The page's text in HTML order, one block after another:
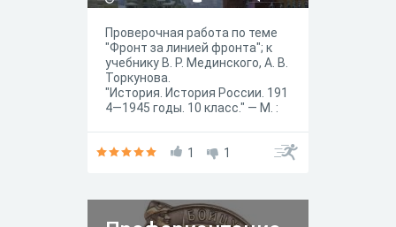
Проверочная работа по теме
"Фронт за линией фронта"; к
учебнику В. Р. Мединского, А. В.
Торкунова.
"История. История России. 191
4—1945 годы. 10 класс." — М. :
1 1